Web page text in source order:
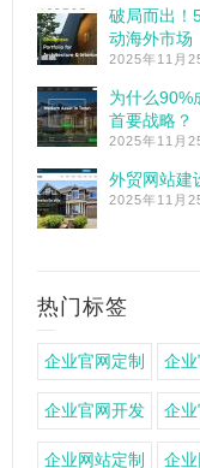
破局而出！
动海外市场
2025年11月
为什么90%
首要战略？
2025年11月
外贸网站建
2025年11月
热门标签
企业官网定制 企
企业官网开发 企
企业网站定制 企